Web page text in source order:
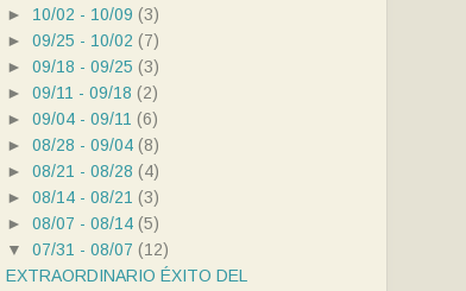
► 10/02 - 10/09 (3)
► 09/25 - 10/02 (7)
► 09/18 - 09/25 (3)
► 09/11 - 09/18 (2)
► 09/04 - 09/11 (6)
► 08/28 - 09/04 (8)
► 08/21 - 08/28 (4)
► 08/14 - 08/21 (3)
► 08/07 - 08/14 (5)
▼
07/31 - 08/07 (12)
EXTRAORDINARIO ÉXITO DEL